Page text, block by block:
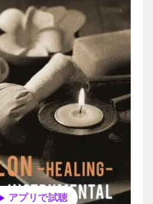
アプリで試聴